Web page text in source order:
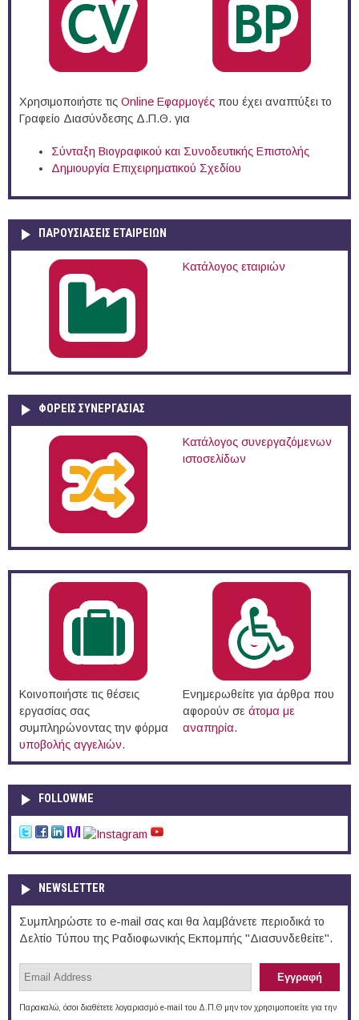
Χρησιμοποιήστε τις Online Eφαρμογές που έχει αναπτύξει το
Γραφείο Διασύνδεσης Δ.Π.Θ. για
Σύνταξη Βιογραφικού και Συνοδευτικής Επιστολής
Δημιουργία Επιχειρηματικού Σχεδίου
ΠΑΡΟΥΣΙΆΣΕΙΣ ΕΤΑΙΡΕΙΏΝ
Κατάλογος εταιριών
ΦΟΡΕΙΣ ΣΥΝΕΡΓΑΣΙΑΣ
Κατάλογος συνεργαζόμενων
ιστοσελίδων
Κοινοποιήστε τις θέσεις
εργασίας σας
συμπληρώνοντας την φόρμα
υποβολής αγγελιών.
Ενημερωθείτε για άρθρα που
αφορούν σε άτομα με
αναπηρία.
FOLLOWME
NEWSLETTER
Συμπληρώστε το e-mail σας και θα λαμβάνετε περιοδικά το
Δελτίο Τύπου της Ραδιοφωνικής Εκπομπής "Διασυνδεθείτε".
Παρακαλώ, όσοι διαθέτετε λογαριασμό e-mail του Δ.Π.Θ μην τον χρησιμοποιείτε για την